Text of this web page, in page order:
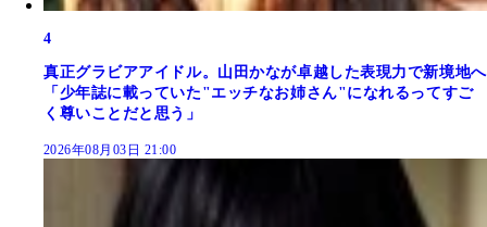
4
真正グラビアアイドル。山田かなが卓越した表現力で新境地へ
「少年誌に載っていた"エッチなお姉さん"になれるってすご
く尊いことだと思う」
2026年08月03日 21:00